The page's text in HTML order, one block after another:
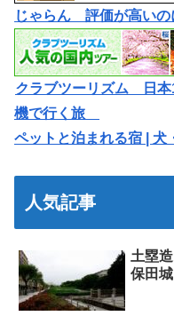
じゃらん 評価が高いの
クラブツーリズム 日本
機で行く旅
ペットと泊まれる宿 | 犬
人気記事
土塁
保田城